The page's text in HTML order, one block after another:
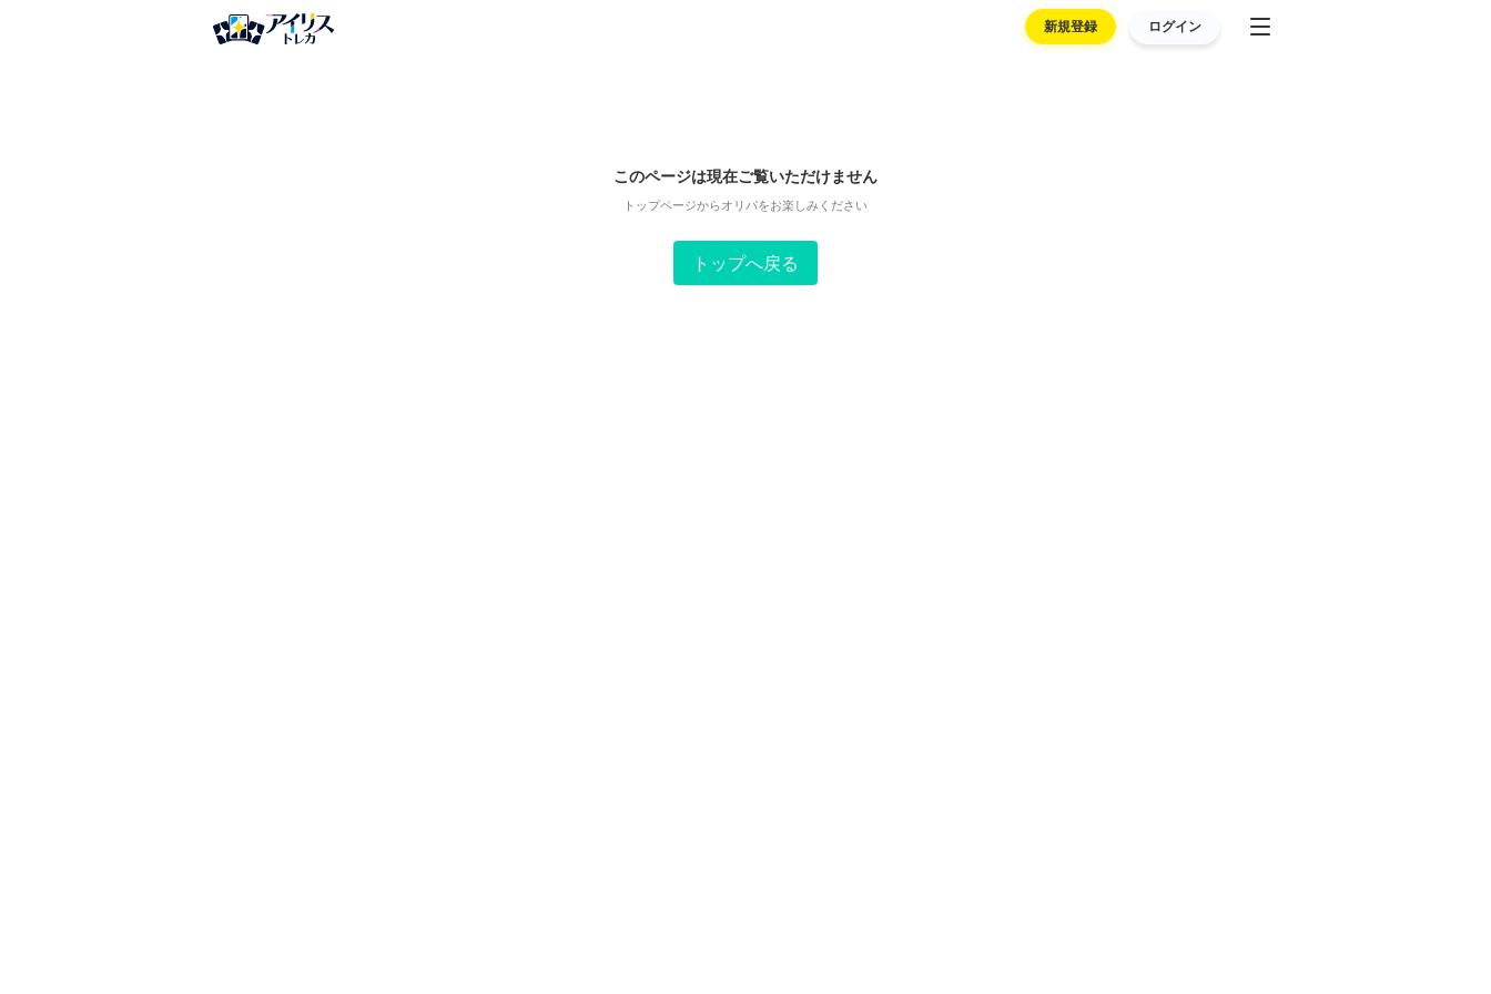
新規登録 ログイン
このページは現在ご覧いただけません
トップページからオリパをお楽しみください
トップへ戻る